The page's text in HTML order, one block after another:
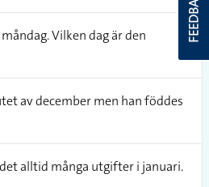
Vilken dag är den
av december men han föddes
alltid många utgifter i januari.
FEEDBACK